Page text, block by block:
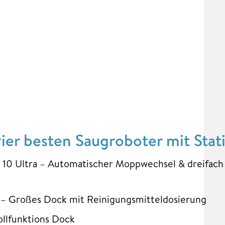
besten Saugroboter mit
Ultra – Automatischer Moppwechsel & dreifach
Großes Dock mit Reinigungsmitteldosierung
Dock